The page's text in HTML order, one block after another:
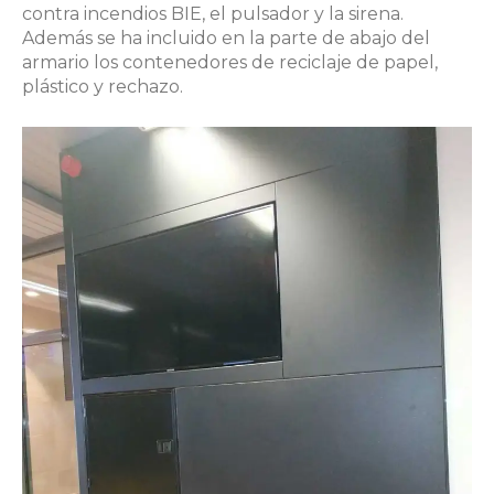
contra incendios BIE, el pulsador y la sirena.
Además se ha incluido en la parte de abajo del
armario los contenedores de reciclaje de papel,
plástico y rechazo.